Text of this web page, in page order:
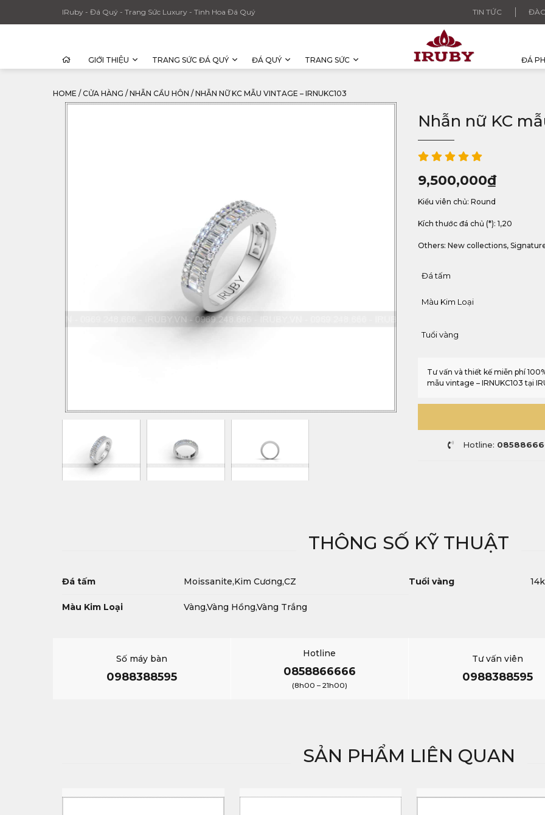
IRuby - Đá Quý - Trang Sức Luxury - Tinh Hoa Đá Quý TIN TỨC
GIỚI THIỆU TRANG SỨC ĐÁ QUÝ ĐÁ QUÝ TRANG SỨC ĐÁ
HOME / CỬA HÀNG / NHẪN CẦU HÔN / NHẪN NỮ KC MẪU VINTAGE – IRNUKC103
Nhẫn nữ KC
9,500,000₫
Kiểu viên chủ: Round
Kích thước đá chủ (*): 1,20
Others: New collections,
Đá tấm
Màu Kim Loại
Tuổi vàng
Tư vấn và thiết kế miễn phí
mẫu vintage – IRNUKC103 tại
Hotline:
THÔNG SỐ KỸ THUẬT
Đá tấm Moissanite,Kim Cương,CZ
Màu Kim Loại Vàng,Vàng Hồng,Vàng Trắng
Tuổi vàng
Số máy bàn
0988388595
Hotline
0858866666
(8h00 – 21h00)
Tư vấn viên
0988388595
SẢN PHẨM LIÊN QUAN